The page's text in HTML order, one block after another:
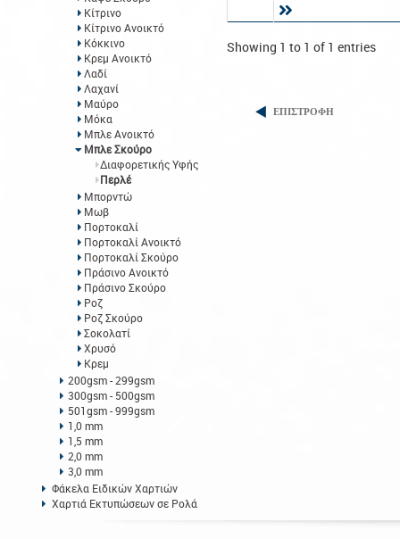
Κίτρινο
Κίτρινο Ανοικτό
Κόκκινο
Κρεμ Ανοικτό
Λαδί
Λαχανί
Μαύρο
Μόκα
Μπλε Ανοικτό
Μπλε Σκούρο
Διαφορετικής Υφής
Περλέ
Μπορντώ
Μωβ
Πορτοκαλί
Πορτοκαλί Ανοικτό
Πορτοκαλί Σκούρο
Πράσινο Ανοικτό
Πράσινο Σκούρο
Ροζ
Ροζ Σκούρο
Σοκολατί
Χρυσό
Κρεμ
200gsm - 299gsm
300gsm - 500gsm
501gsm - 999gsm
1,0 mm
1,5 mm
2,0 mm
3,0 mm
Φάκελα Ειδικών Χαρτιών
Χαρτιά Εκτυπώσεων σε Ρολά
Showing 1 to 1 of 1 entries
ΕΠΙΣΤΡΟΦΗ